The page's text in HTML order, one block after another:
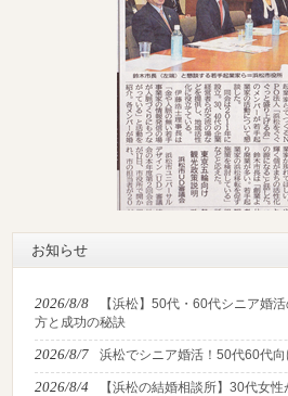
お知らせ
2026/8/8
【浜松】50代・60代シニア婚
方と成功の秘訣
2026/8/7 浜松でシニア婚活！50代60代
2026/8/4
【浜松の結婚相談所】30代女